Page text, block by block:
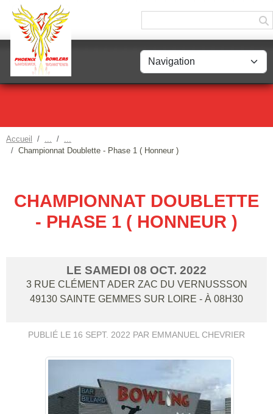
Accueil
Championnat Doublette - Phase 1 ( Honneur )
CHAMPIONNAT DOUBLETTE
- PHASE 1 ( HONNEUR )
LE SAMEDI 08 OCT. 2022
3 RUE CLÉMENT ADER ZAC DU VERNUSSSON
49130 SAINTE GEMMES SUR LOIRE - À 08H30
PUBLIÉ LE 16 SEPT. 2022 PAR EMMANUEL CHEVRIER
Panneau de gestion des cookies